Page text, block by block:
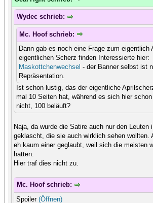
Wydec schrieb:
Mc. Hoof schrieb:
Dann gab es noch eine Frage zum eigentlich
eigentlichen Scherz finden Interessierte hier:
Maskottchenwechsel - der Banner selbst ist
Repräsentation.
Ist schon lustig, das der eigentliche
mal 10 Seiten hat, während es sich hier
nicht, 100 beläuft?
Naja, da wurde die Satire auch nur den Leuten
geklascht, die sie auch wirklich sehen wollten.
eh kaum einer geglaubt, weil sich die meisten
hatten.
Hier traf dies nicht zu.
Mc. Hoof schrieb:
Spoiler (Öffnen)